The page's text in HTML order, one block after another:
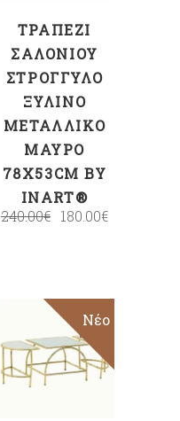
ΤΡΑΠΈΖΙ
ΣΑΛΟΝΙΟΎ
ΣΤΡΌΓΓΥΛΟ
ΞΎΛΙΝΟ
ΜΕΤΑΛΛΙΚΌ
ΜΑΎΡΟ
78X53CM BY
INART®
240.00€ 180.00€
Sale
Νέο
ΠΡΟΣΘΉΚΗ
ΣΤΟ ΚΑΛΆΘΙ